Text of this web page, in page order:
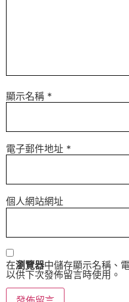
顯示名稱 *
電子郵件地址 *
個人網站網址
在瀏覽器中儲存顯示名稱、
以供下次發佈留言時使用。